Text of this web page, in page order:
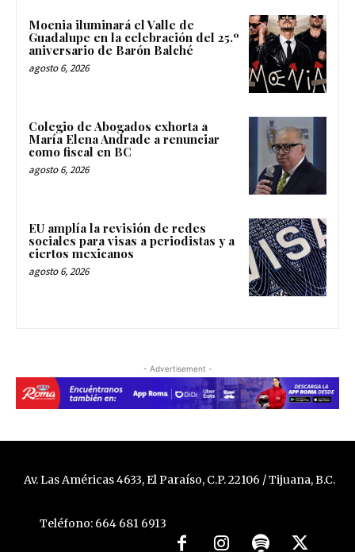
Moenia iluminará el Valle de
Guadalupe en la celebración del 25.º
aniversario de Barón Balché
agosto 6, 2026
Colegio de Abogados exhorta a
María Elena Andrade a renunciar
como fiscal en BC
agosto 6, 2026
EU amplía la revisión de redes
sociales para visas a periodistas y a
ciertos mexicanos
agosto 6, 2026
- Advertisement -
Av. Las Américas 4633, El Paraíso, C.P. 22106 / Tijuana, B.C.
Teléfono: 664 681 6913